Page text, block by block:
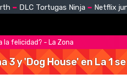
DLC Tortugas Ninja Netflix
la felicidad? - La Zona
3 y 'Dog House' en La 1